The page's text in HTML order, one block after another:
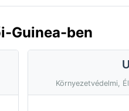
Guinea-ben
Környezetvédelmi,